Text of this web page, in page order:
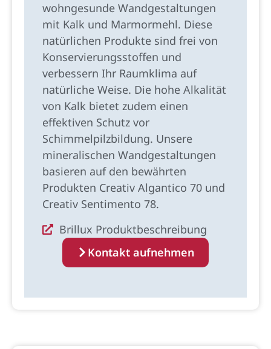
wohngesunde Wandgestaltungen
mit Kalk und Marmormehl. Diese
natürlichen Produkte sind frei von
Konservierungsstoffen und
verbessern Ihr Raumklima auf
natürliche Weise. Die hohe Alkalität
von Kalk bietet zudem einen
effektiven Schutz vor
Schimmelpilzbildung. Unsere
mineralischen Wandgestaltungen
basieren auf den bewährten
Produkten Creativ Algantico 70 und
Creativ Sentimento 78.
Brillux Produktbeschreibung
Kontakt aufnehmen